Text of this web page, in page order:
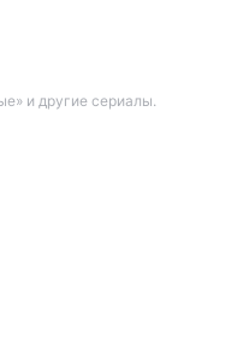
и другие сериалы.